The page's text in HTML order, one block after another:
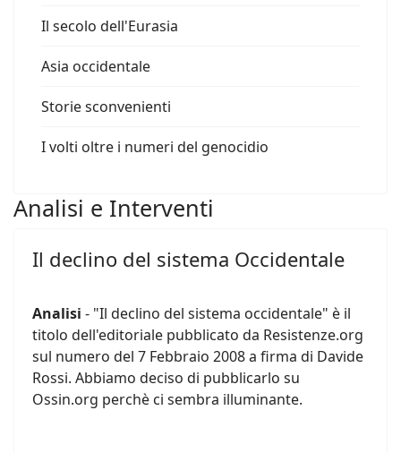
Il secolo dell'Eurasia
Asia occidentale
Storie sconvenienti
I volti oltre i numeri del genocidio
Analisi e Interventi
Il declino del sistema Occidentale
Analisi - "Il declino del sistema occidentale" è il
titolo dell'editoriale pubblicato da Resistenze.org
sul numero del 7 Febbraio 2008 a firma di Davide
Rossi. Abbiamo deciso di pubblicarlo su
Ossin.org perchè ci sembra illuminante.